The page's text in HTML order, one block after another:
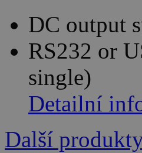
DC output
RS232 or
single)
Detailní
Další